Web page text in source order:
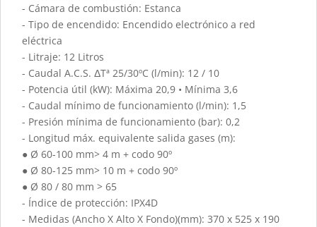
- Cámara de combustión: Estanca
- Tipo de encendido: Encendido electrónico a red
eléctrica
- Litraje: 12 Litros
- Caudal A.C.S. ΔTª 25/30ºC (l/min): 12 / 10
- Potencia útil (kW): Máxima 20,9 • Mínima 3,6
- Caudal mínimo de funcionamiento (l/min): 1,5
- Presión mínima de funcionamiento (bar): 0,2
- Longitud máx. equivalente salida gases (m):
● Ø 60-100 mm> 4 m + codo 90º
● Ø 80-125 mm> 10 m + codo 90º
● Ø 80 / 80 mm > 65
- Índice de protección: IPX4D
- Medidas (Ancho X Alto X Fondo)(mm): 370 x 525 x 190